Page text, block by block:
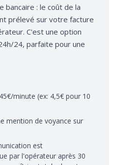
bancaire : le coût de la
prélevé sur votre facture
C'est une option
24, parfaite pour une
minute (ex: 4,5€ pour 10
mention de voyance sur
est
par l'opérateur après 30